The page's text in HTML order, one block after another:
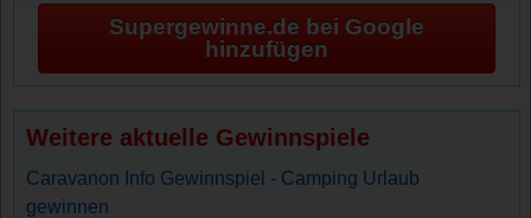
Supergewinne.de bei Google
hinzufügen
Weitere aktuelle Gewinnspiele
Caravanon Info Gewinnspiel - Camping Urlaub
gewinnen